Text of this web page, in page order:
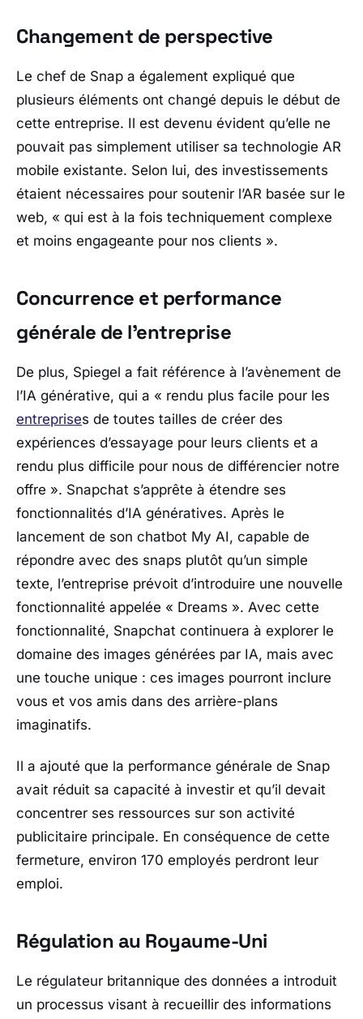
Changement de perspective
Le chef de Snap a également expliqué que
plusieurs éléments ont changé depuis le début de
cette entreprise. Il est devenu évident qu’elle ne
pouvait pas simplement utiliser sa technologie AR
mobile existante. Selon lui, des investissements
étaient nécessaires pour soutenir l’AR basée sur le
web, « qui est à la fois techniquement complexe
et moins engageante pour nos clients ».
Concurrence et performance
générale de l’entreprise
De plus, Spiegel a fait référence à l’avènement de
l’IA générative, qui a « rendu plus facile pour les
entreprises de toutes tailles de créer des
expériences d’essayage pour leurs clients et a
rendu plus difficile pour nous de différencier notre
offre ». Snapchat s’apprête à étendre ses
fonctionnalités d’IA génératives. Après le
lancement de son chatbot My AI, capable de
répondre avec des snaps plutôt qu’un simple
texte, l’entreprise prévoit d’introduire une nouvelle
fonctionnalité appelée « Dreams ». Avec cette
fonctionnalité, Snapchat continuera à explorer le
domaine des images générées par IA, mais avec
une touche unique : ces images pourront inclure
vous et vos amis dans des arrière-plans
imaginatifs.
Il a ajouté que la performance générale de Snap
avait réduit sa capacité à investir et qu’il devait
concentrer ses ressources sur son activité
publicitaire principale. En conséquence de cette
fermeture, environ 170 employés perdront leur
emploi.
Régulation au Royaume-Uni
Le régulateur britannique des données a introduit
un processus visant à recueillir des informations